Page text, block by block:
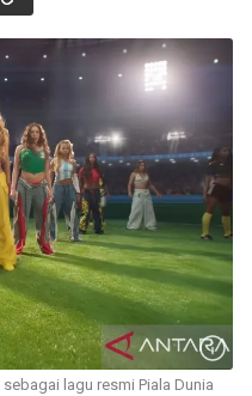
lagu resmi Piala Dunia